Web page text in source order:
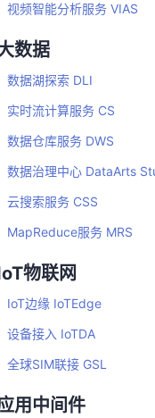
视频智能分析服务 VIAS
数据
数据湖探索 DLI
实时流计算服务 CS
数据仓库服务 DWS
数据治理中心 DataArts
云搜索服务 CSS
MapReduce服务 MRS
物联网
IoT边缘 IoTEdge
设备接入 IoTDA
全球SIM联接 GSL
用中间件